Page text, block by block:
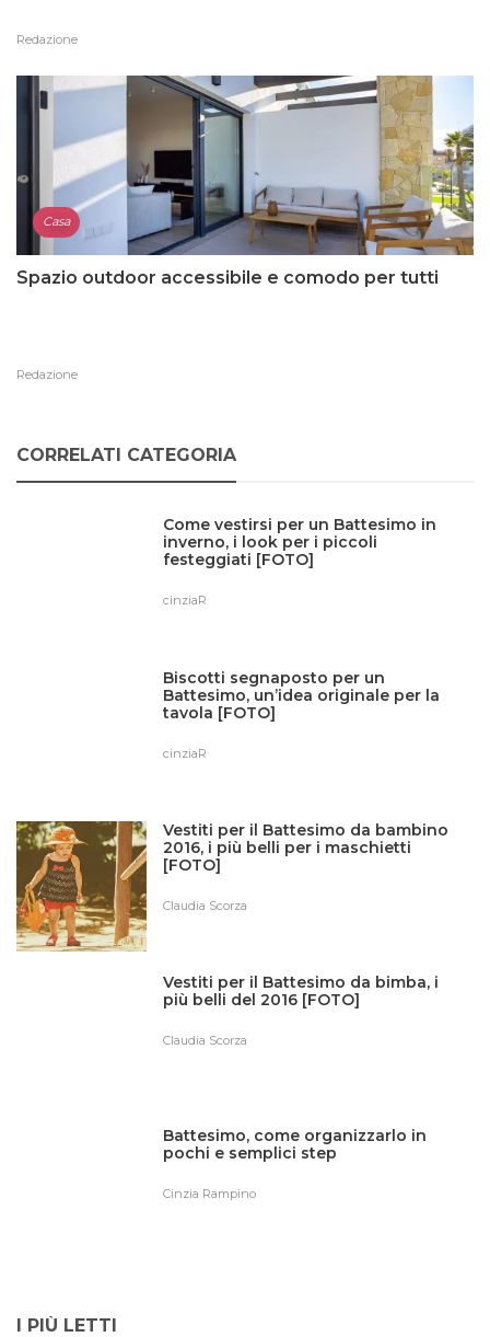
Redazione
Casa
Spazio outdoor accessibile e comodo per tutti
Redazione
CORRELATI CATEGORIA
Come vestirsi per un Battesimo in
inverno, i look per i piccoli
festeggiati [FOTO]
cinziaR
Biscotti segnaposto per un
Battesimo, un’idea originale per la
tavola [FOTO]
cinziaR
Vestiti per il Battesimo da bambino
2016, i più belli per i maschietti
[FOTO]
Claudia Scorza
Vestiti per il Battesimo da bimba, i
più belli del 2016 [FOTO]
Claudia Scorza
Battesimo, come organizzarlo in
pochi e semplici step
Cinzia Rampino
I PIÙ LETTI